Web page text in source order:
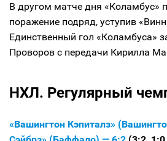
В другом матче дня «Коламбус»
поражение подряд, уступив
Единственный гол «Коламбуса»
Проворов с передачи Кирилла
НХЛ. Регулярный
«Вашингтон Кэпиталз»